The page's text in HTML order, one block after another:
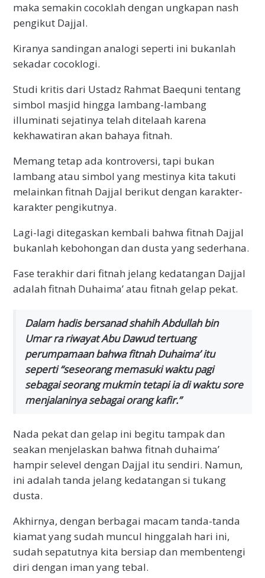
maka semakin cocoklah dengan ungkapan nash
pengikut Dajjal.
Kiranya sandingan analogi seperti ini bukanlah
sekadar cocoklogi.
Studi kritis dari Ustadz Rahmat Baequni tentang
simbol masjid hingga lambang-lambang
illuminati sejatinya telah ditelaah karena
kekhawatiran akan bahaya fitnah.
Memang tetap ada kontroversi, tapi bukan
lambang atau simbol yang mestinya kita takuti
melainkan fitnah Dajjal berikut dengan karakter-
karakter pengikutnya.
Lagi-lagi ditegaskan kembali bahwa fitnah Dajjal
bukanlah kebohongan dan dusta yang sederhana.
Fase terakhir dari fitnah jelang kedatangan Dajjal
adalah fitnah Duhaima’ atau fitnah gelap pekat.
Dalam hadis bersanad shahih Abdullah bin
Umar ra riwayat Abu Dawud tertuang
perumpamaan bahwa fitnah Duhaima’ itu
seperti “seseorang memasuki waktu pagi
sebagai seorang mukmin tetapi ia di waktu sore
menjalaninya sebagai orang kafir.”
Nada pekat dan gelap ini begitu tampak dan
seakan menjelaskan bahwa fitnah duhaima’
hampir selevel dengan Dajjal itu sendiri. Namun,
ini adalah tanda jelang kedatangan si tukang
dusta.
Akhirnya, dengan berbagai macam tanda-tanda
kiamat yang sudah muncul hinggalah hari ini,
sudah sepatutnya kita bersiap dan membentengi
diri dengan iman yang tebal.